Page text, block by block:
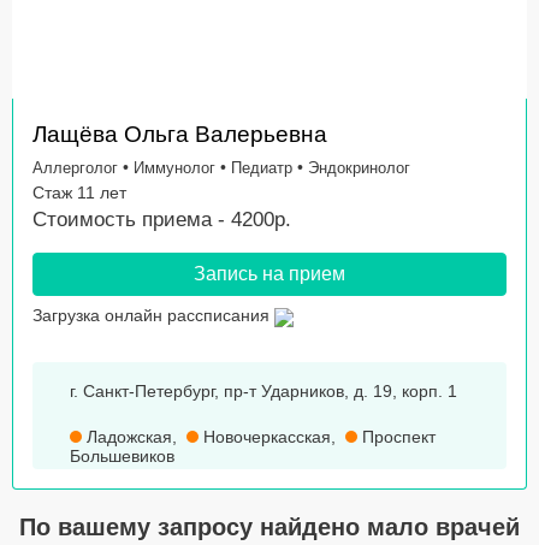
Лащёва Ольга Валерьевна
Аллерголог • Иммунолог • Педиатр • Эндокринолог
Стаж 11 лет
Стоимость приема - 4200р.
Запись на прием
Загрузка онлайн рассписания
г. Санкт-Петербург, пр-т Ударников, д. 19, корп. 1
Ладожская, Новочеркасская,
Проспект
Большевиков
По вашему запросу найдено мало врачей